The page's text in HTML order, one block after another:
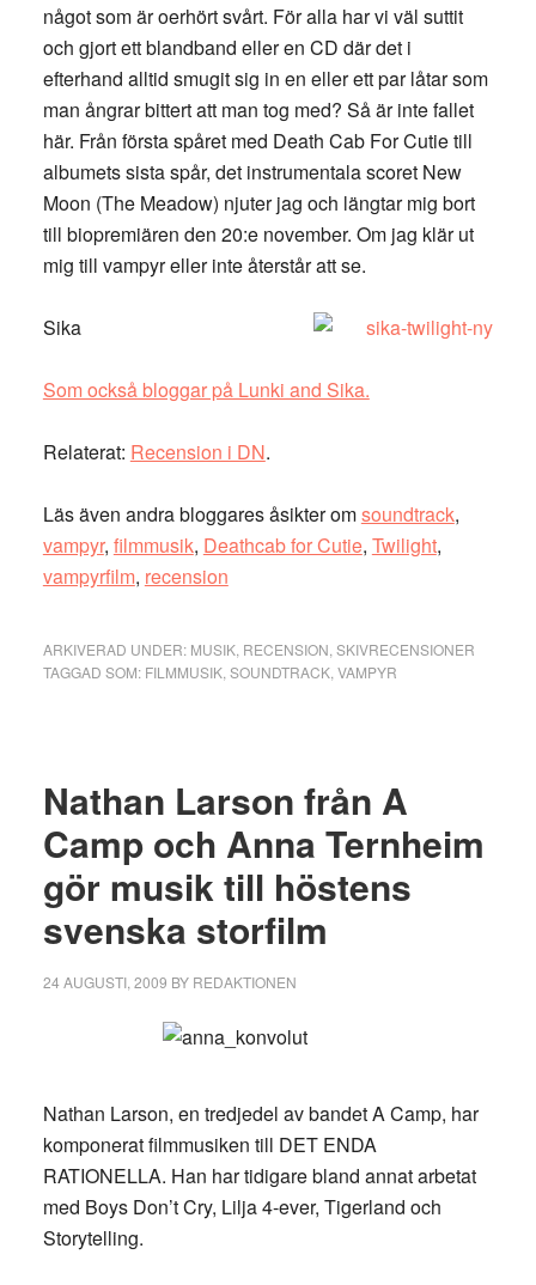
något som är oerhört svårt. För alla har vi väl suttit
och gjort ett blandband eller en CD där det i
efterhand alltid smugit sig in en eller ett par låtar som
man ångrar bittert att man tog med? Så är inte fallet
här. Från första spåret med Death Cab For Cutie till
albumets sista spår, det instrumentala scoret New
Moon (The Meadow) njuter jag och längtar mig bort
till biopremiären den 20:e november. Om jag klär ut
mig till vampyr eller inte återstår att se.
Sika
Som också bloggar på Lunki and Sika.
Relaterat: Recension i DN.
Läs även andra bloggares åsikter omsoundtrack,
vampyr, filmmusik, Deathcab for Cutie, Twilight,
vampyrfilm, recension
ARKIVERAD UNDER: MUSIK, RECENSION SKIVRECENSIONER
TAGGAD SOM: FILMMUSIK, SOUNDTRACK, VAMPYR
Nathan Larson från A
Camp och Anna Ternheim
gör musik till höstens
svenska storfilm
24 AUGUSTI, 2009 BY REDAKTIONEN
Nathan Larson, en tredjedel av bandet A Camp, har
komponerat filmmusiken till DET ENDA
RATIONELLA. Han har tidigare bland annat arbetat
med Boys Don’t Cry, Lilja 4-ever, Tigerland och
Storytelling.